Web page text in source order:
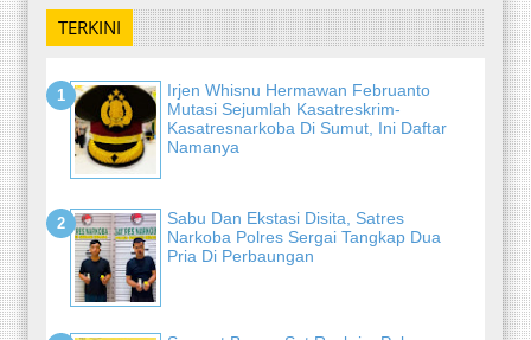
TERKINI
Irjen Whisnu Hermawan Februanto
Mutasi Sejumlah Kasatreskrim-
Kasatresnarkoba Di Sumut, Ini Daftar
Namanya
Sabu Dan Ekstasi Disita, Satres
Narkoba Polres Sergai Tangkap Dua
Pria Di Perbaungan